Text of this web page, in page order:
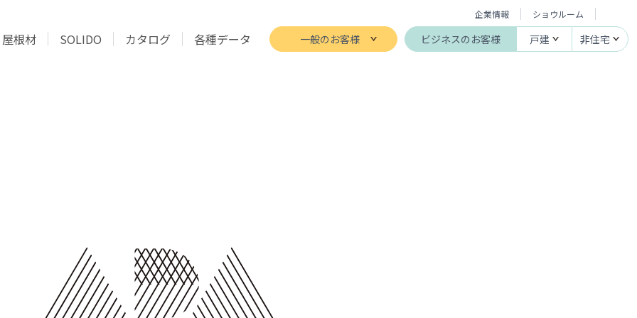
企業情報 ショウルーム
屋根材 SOLIDO カタログ 各種データ 一般のお客様 ビジネスのお客様 戸建 非住宅